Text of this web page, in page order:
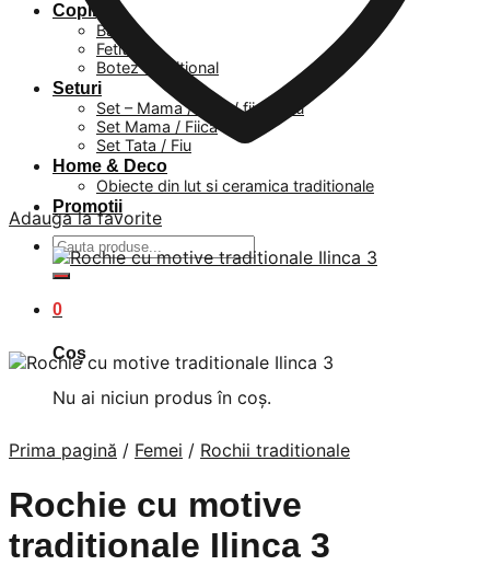
Copii
Baieti
Fetite
Botez Traditional
Seturi
Set – Mama / Tata / fiica / fiu
Set Mama / Fiica
Set Tata / Fiu
Home & Deco
Obiecte din lut si ceramica traditionale
Promotii
Caută
după:
0
Coș
Nu ai niciun produs în coș.
Adauga la favorite
Prima pagină / Femei / Rochii traditionale
Rochie cu motive
traditionale Ilinca 3